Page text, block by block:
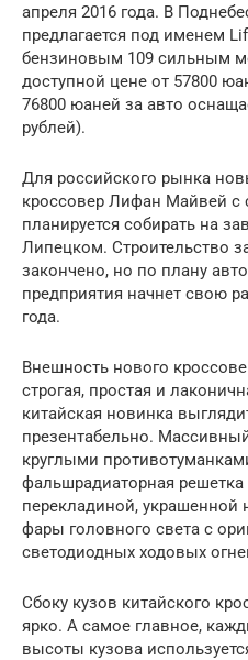
апреля 2016 года. В
предлагается под именем
бензиновым 109 сильным
доступной цене от 57800
76800 юаней за авто
рублей).
Для российского рынка
кроссовер Лифан Майвей
планируется собирать на
Липецком. Строительство
закончено, но по плану
предприятия начнет свою
года.
Внешность нового
строгая, простая и
китайская новинка
презентабельно.
круглыми
фальшрадиаторная
перекладиной,
фары головного света с
светодиодных ходовых
Сбоку кузов китайского
ярко. А самое главное,
высоты кузова